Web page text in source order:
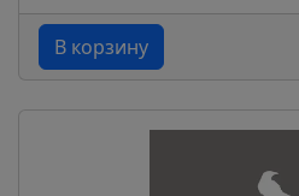
В корзину